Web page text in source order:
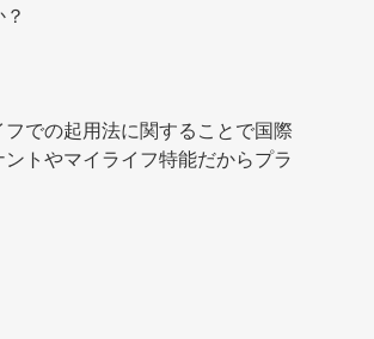
？
での起用法に関することで国際
トやマイライフ特能だからプラ